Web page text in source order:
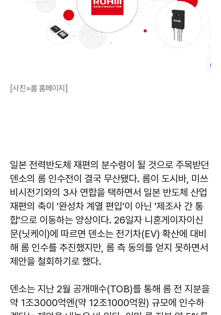
[사진=롬 홈페이지]
일본 전력반도체 재편의 분수령이 될 것으로 주목받던
덴소의 롬 인수전이 결국 무산됐다. 롬이 도시바, 미쓰
비시전기와의 3사 연합을 택하면서 일본 반도체 산업
재편의 축이 '완성차 계열 편입'이 아닌 '제조사 간 통
합'으로 이동하는 양상이다. 26일자 니혼게이자이신
문(닛케이)에 따르면 덴소는 전기차(EV) 확산에 대비
해 롬 인수를 추진했지만, 롬 측 동의를 얻지 못하면서
제안을 철회하기로 했다.
덴소는 지난 2월 공개매수(TOB)를 통해 롬 전 지분을
약 1조3000억엔(약 12조1000억원) 규모에 인수하